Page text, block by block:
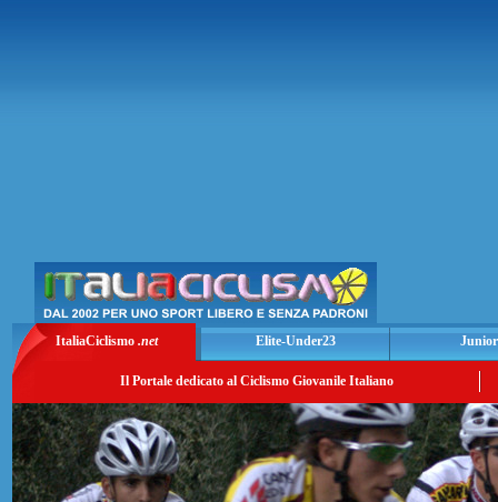
ItaliaCiclismo .net Elite-Under23
Il Portale dedicato al Ciclismo Giovanile Italiano